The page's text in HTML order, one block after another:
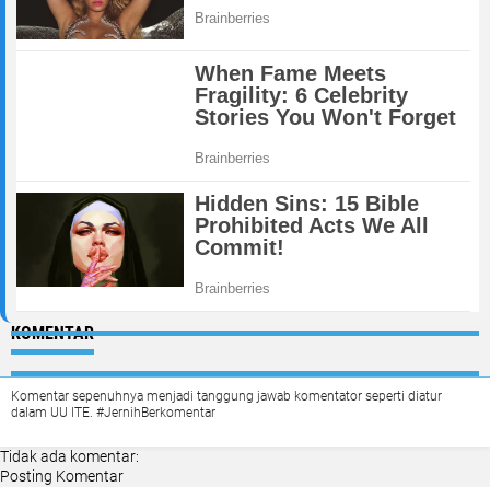
KOMENTAR
Komentar sepenuhnya menjadi tanggung jawab komentator seperti diatur
dalam UU ITE. #JernihBerkomentar
Tidak ada komentar:
Posting Komentar